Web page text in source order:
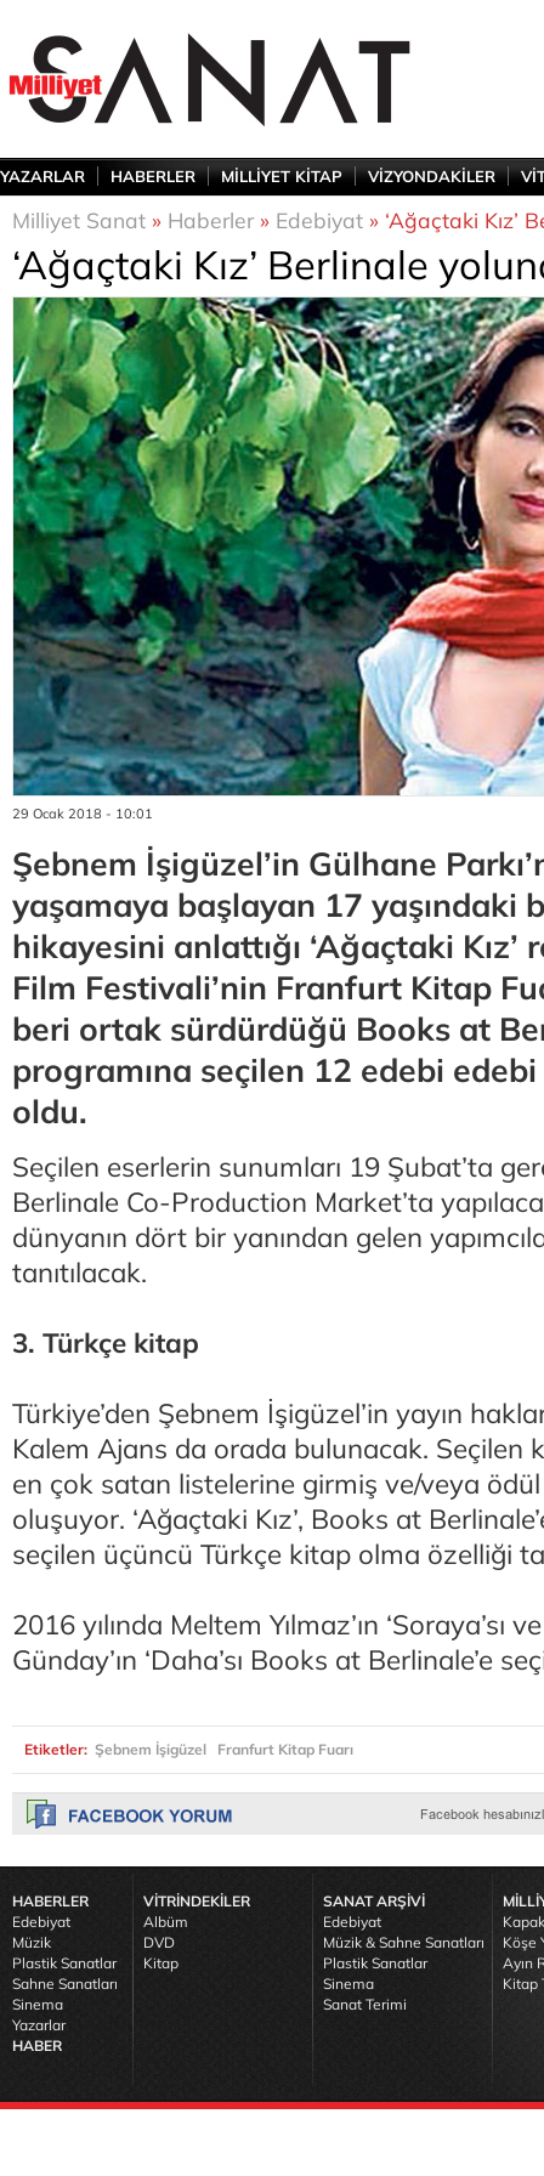
YAZARLAR HABERLER MİLLİYET KİTAP VİZYONDAKİLER
Milliyet Sanat » Haberler» Edebiyat » ‘Ağaçtaki Kız’
‘Ağaçtaki Kız’ Berlinale
29 Ocak 2018 - 10:01
Şebnem İşigüzel’in Gülhane
yaşamaya başlayan 17 yaşındaki
hikayesini anlattığı ‘Ağaçtaki Kız’
Film Festivali’nin Franfurt Kitap
beri ortak sürdürdüğü Books at
programına seçilen 12 edebi
oldu.
Seçilen eserlerin sunumları 19 Şubat’ta
Berlinale Co-Production Market’ta
dünyanın dört bir yanından gelen
tanıtılacak.
3. Türkçe kitap
Türkiye’den Şebnem İşigüzel’in yayın
Kalem Ajans da orada bulunacak. Seçilen
en çok satan listelerine girmiş ve/veya
oluşuyor. ‘Ağaçtaki Kız’, Books at
seçilen üçüncü Türkçe kitap olma özelliği
2016 yılında Meltem Yılmaz’ın ‘Soraya’sı
Günday’ın ‘Daha’sı Books at Berlinale’e
Etiketler: Şebnem İşigüzel Franfurt Kitap Fuarı
HABERLER
Edebiyat
Müzik
Plastik Sanatlar
Sahne Sanatları
Sinema
Yazarlar
HABER
VİTRİNDEKİLER
Albüm
DVD
Kitap
SANAT ARŞİVİ
Edebiyat
Müzik & Sahne Sanatları
Plastik Sanatlar
Sinema
Sanat Terimi
Köşe
Ayın
Kitap